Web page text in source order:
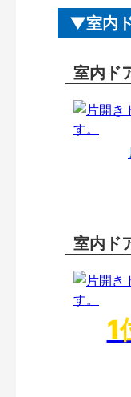
室内
室内ド
室内ド